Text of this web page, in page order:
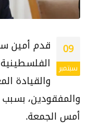
09
سبتمبر
قدم أمين
والقيادة
والمفقودين، بسبب
أمس الجمعة.